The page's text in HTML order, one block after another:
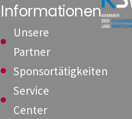
Informationen
Unsere
Partner
Sponsortätigkeiten
Service
Center